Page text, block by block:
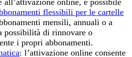
flessibili per le cartelle
mensili, annuali o a
possibilità di rinnovare o
i propri abbonamenti.
: l’attivazione online consente